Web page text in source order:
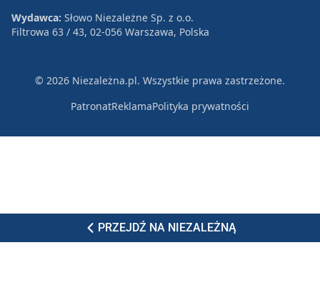
PRZEJDŹ NA NIEZALEŻNĄ
Wydawca: Słowo Niezależne Sp. z o.o.
Filtrowa 63 / 43, 02-056 Warszawa, Polska
© 2026 Niezależna.pl. Wszystkie prawa zastrzeżone.
PatronatReklamaPolityka prywatności